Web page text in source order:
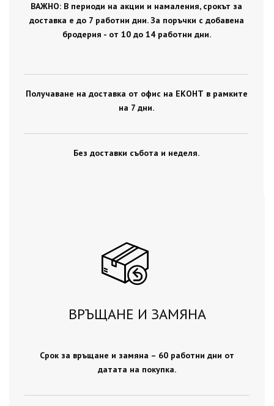
ВАЖНО: В периоди на акции и намаления, срокът за
доставка е до 7 работни дни. За поръчки с добавена
бродерия - от 10 до 14 работни дни.
Получаване на доставка от офис на ЕКОНТ в рамките
на 7 дни.
Без доставки събота и неделя.
ВРЪЩАНЕ И ЗАМЯНА
Срок за връщане и замяна – 60 работни дни от
датата на покупка.